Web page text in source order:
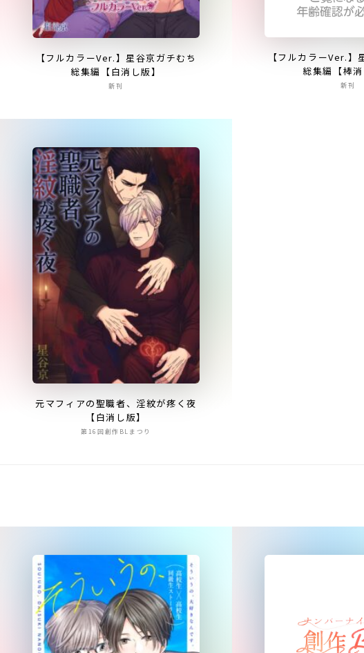
【フルカラーVer.】星谷京ガチむち
総集編【白消し版】
新刊
【フルカラーVer.】
総集編【棒消
新刊
元マフィアの聖職者、淫紋が疼く夜
【白消し版】
第16回創作BLまつり